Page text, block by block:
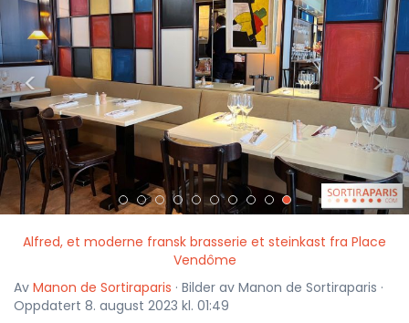
< >
Alfred, et moderne fransk brasserie et steinkast fra Place
Vendôme
Av Manon de Sortiraparis · Bilder av Manon de Sortiraparis ·
Oppdatert 8. august 2023 kl. 01:49